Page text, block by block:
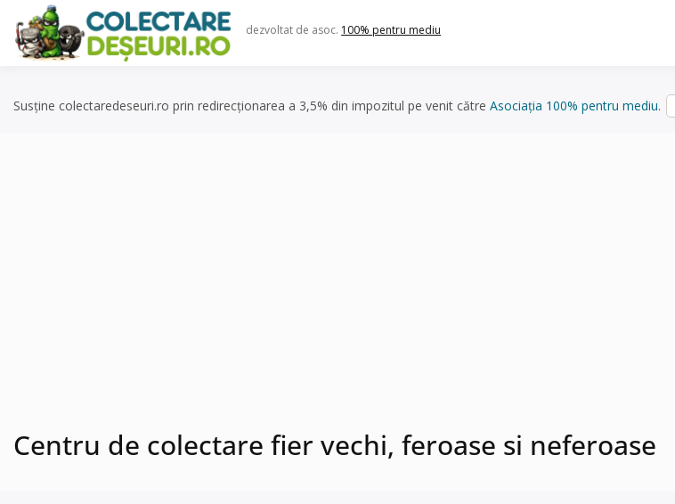
content
dezvoltat de asoc. 100% pentru mediu
Susține colectaredeseuri.ro prin redirecționarea a 3,5% din impozitul pe venit către Asociația 100% pentru mediu.
Centru de colectare fier vechi, feroase si neferoase